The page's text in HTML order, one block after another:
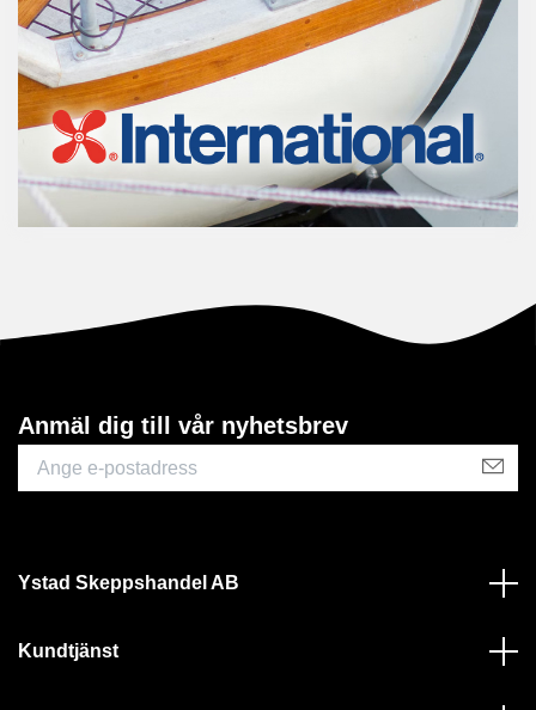
Anmäl dig till vår nyhetsbrev
Ystad Skeppshandel AB
Kundtjänst